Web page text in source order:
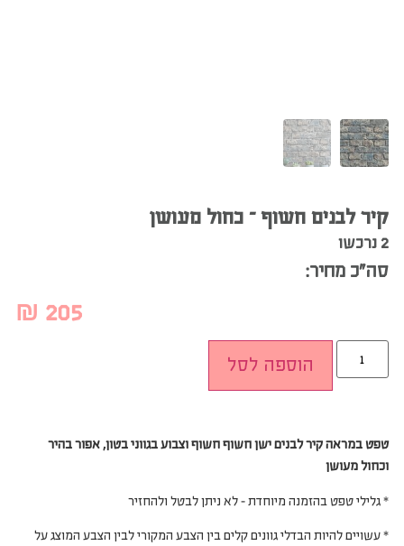
קיר לבנים חשוף – כחול מעושן
2 נרכשו
סה”כ מחיר:
₪ 205
הוספה לסל
טפט במראהקיר לבנים ישן חשוף חשוף וצבוע בגווני בטון, אפור בהיר
וכחול מעושן
* גלילי טפט בהזמנה מיוחדת – לא ניתן לבטל ולהחזיר
* עשויים להיות הבדלי גוונים קלים בין הצבע המקורי לבין הצבע המוצג על